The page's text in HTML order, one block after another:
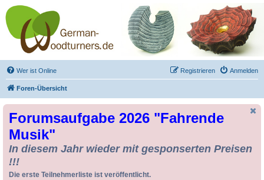
Drechseln und
Kunsthandwerk -
German-Woodturners
*Forum Sauerland*
Der Treffpunkt für Drechsler und Freunde des Kunsthandwerks
Wer ist Online Anmelden
Registrieren
Foren-Übersicht
Forumsaufgabe 2026 "Fahrende
Musik"
In diesem Jahr wieder mit gesponserten Preisen
!!!
Die erste Teilnehmerliste ist veröffentlicht.